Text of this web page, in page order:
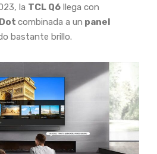
la TCL Q6 llega con
combinada a un panel
bastante brillo.